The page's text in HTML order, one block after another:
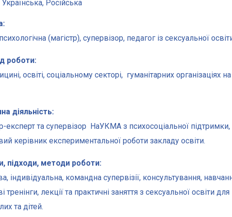
Українська, Російська
(магістр), супервізор, педагог із сексуальної
роботи:
освіті, соціальному секторі, гуманітарних організаціях на
діяльність:
експерт та супервізор НаУКМА з психосоціальної підтримки,
керівник експериментальної роботи закладу освіти.
підходи, методи роботи:
індивідуальна, командна супервізії, консультування,
тренінги, лекції та практичні заняття з сексуальної освіти для
та дітей.